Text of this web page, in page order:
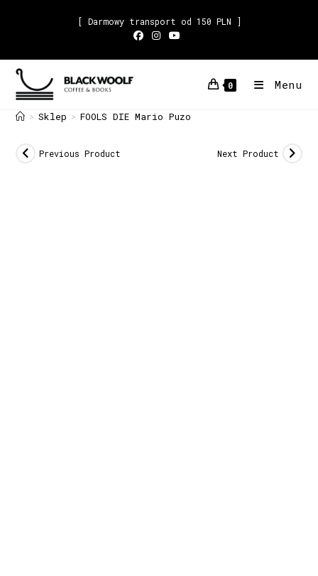
[ Darmowy transport od 150 PLN ]
0 Menu
> Sklep > FOOLS DIE Mario Puzo
Previous Product Next Product